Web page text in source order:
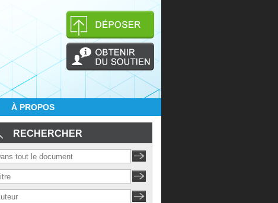
À PROPOS
RECHERCHER